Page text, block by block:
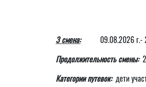
3 смена:09.08.2026 г.-
Продолжительность смены:
Категории путевок: дети